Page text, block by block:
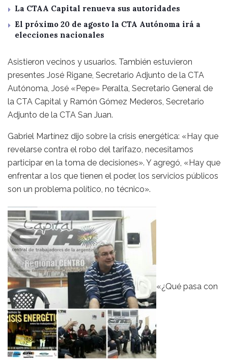
La CTAA Capital renueva sus autoridades
El próximo 20 de agosto la CTA Autónoma irá a
elecciones nacionales
Asistieron vecinos y usuarios. También estuvieron
presentes José Rigane, Secretario Adjunto de la CTA
Autónoma, José «Pepe» Peralta, Secretario General de
la CTA Capital y Ramón Gómez Mederos, Secretario
Adjunto de la CTA San Juan.
Gabriel Martínez dijo sobre la crisis energética: «Hay que
revelarse contra el robo del tarifazo, necesitamos
participar en la toma de decisiones». Y agregó, «Hay que
enfrentar a los que tienen el poder, los servicios públicos
son un problema político, no técnico».
«¿Qué pasa con